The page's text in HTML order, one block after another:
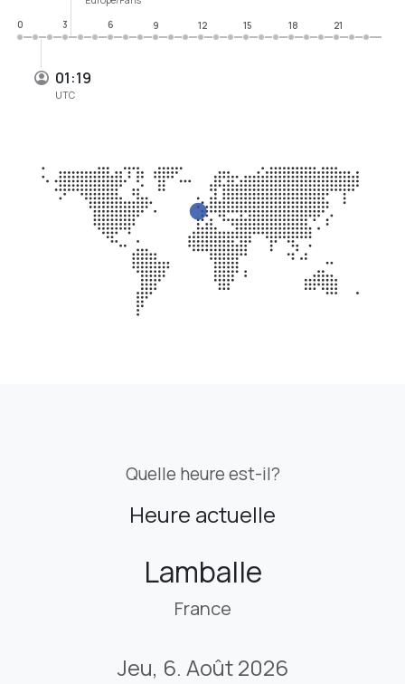
01:19
UTC
0
3 6 9 12 15 18 21
Quelle heure est-il?
Heure actuelle
Lamballe
France
Jeu, 6. Août 2026